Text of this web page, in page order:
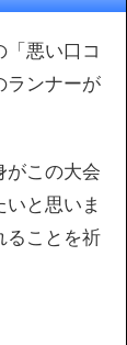
悪い口コ
ランナーが
がこの大会
と思いま
ることを祈